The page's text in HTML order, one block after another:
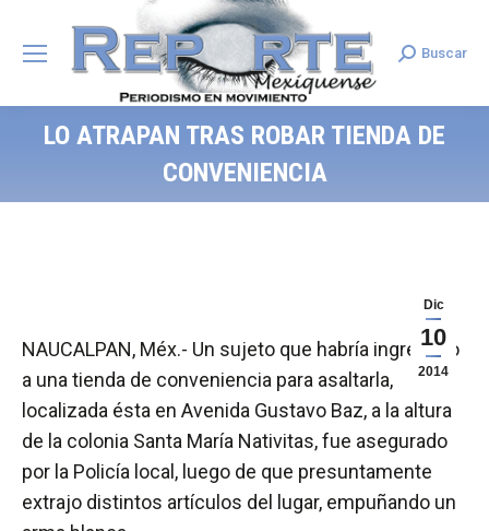
Search:
Buscar
LO ATRAPAN TRAS ROBAR TIENDA DE
CONVENIENCIA
Dic
10
2014
NAUCALPAN, Méx.- Un sujeto que habría ingresado
a una tienda de conveniencia para asaltarla,
localizada ésta en Avenida Gustavo Baz, a la altura
de la colonia Santa María Nativitas, fue asegurado
por la Policía local, luego de que presuntamente
extrajo distintos artículos del lugar, empuñando un